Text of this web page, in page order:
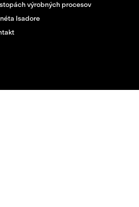
výrobných procesov
Isadore